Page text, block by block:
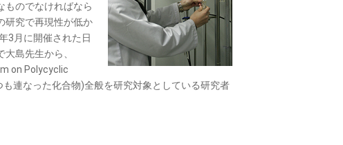
ものでなければなら
研究で再現性が低か
3月に開催された日
島先生から、
on Polycyclic
連なった化合物)全般を研究対象としている研究者